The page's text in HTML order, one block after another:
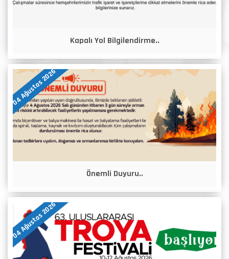
Kapalı Yol Bilgilendirme..
04 Ağustos 2026
Önemli Duyuru..
04 Ağustos 2026